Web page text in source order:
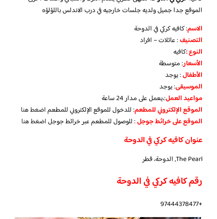
الموقع جدا جميل ولديه جلسات خارجيه في درب الاندلس باللؤلؤه
الاسم: كافيه كركي في الدوحة
التصنيف: عائلات – افراد
النوع :كافيه
الأسعار:متوسطة
الأطفال:يوجد
الموسيقى:يوجد
مواعيد العمل:،يعمل على مدار 24 ساعة
الموقع الإلكتروني للمطعم: للدخول للموقع الإلكتروني للمطعماضغط هنا
الموقع على خرائط جوجل: للوصول للمطعم عبر خرائط جوجلاضغط هنا
عنوان كافيه كركي في الدوحة
The Pearl, الدوحة، قطر
رقم كافيه كركي في الدوحة
+97444378477